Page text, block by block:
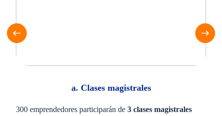
a. Clases magistrales
300 emprendedores participarán de 3 clases magistrales